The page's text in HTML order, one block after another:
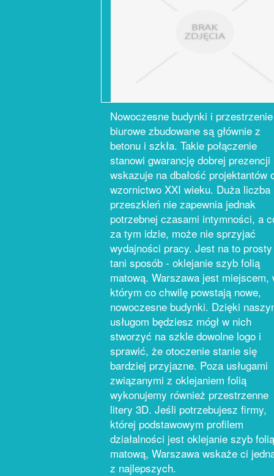
Nowoczesne budynki i przestrzenie
biurowe zbudowane są głównie z
betonu i szkła. Takie połączenie
stanowi gwarancję dobrej prezencji
wskazuje na dbałość projektantów
wzornictwo XXI wieku. Duża liczba
przeszkleń nie zapewnia jednak
potrzebnej czasami intymności, a
za tym idzie, może nie sprzyjać
wydajności pracy. Jest na to
tani sposób - oklejanie szyb folią
matową. Warszawa jest miejscem,
którym co chwilę powstają nowe,
nowoczesne budynki. Dzięki
usługom będziesz mógł w nich
stworzyć na szkle dowolne logo i
sprawić, że otoczenie stanie się
bardziej przyjazne. Poza usługami
związanymi z oklejaniem folią
wykonujemy również przestrzenne
litery 3D. Jeśli potrzebujesz firmy,
której podstawowym profilem
działalności jest oklejanie szyb folią
matową, Warszawa wskaże ci
z najlepszych.